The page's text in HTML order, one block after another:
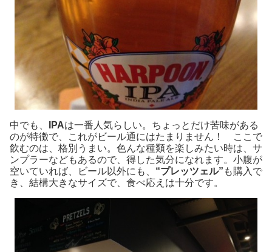
中でも、 IPAは一番人気らしい。ちょっとだけ苦味がある
のが特徴で、これがビール通にはたまりません！ ここで
飲むのは、格別うまい。色んな種類を楽しみたい時は、サ
ンプラーなどもあるので、得した気分になれます。小腹が
空いていれば、ビール以外にも、 “プレッツェル” も購入で
き、結構大きなサイズで、食べ応えは十分です。